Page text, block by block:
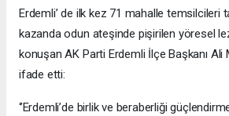
Erdemli’ de ilk kez 71 mahalle temsilcileri
kazanda odun ateşinde pişirilen yöresel
konuşan AK Parti Erdemli İlçe Başkanı Ali
ifade etti:
‘’Erdemli’de birlik ve beraberliği